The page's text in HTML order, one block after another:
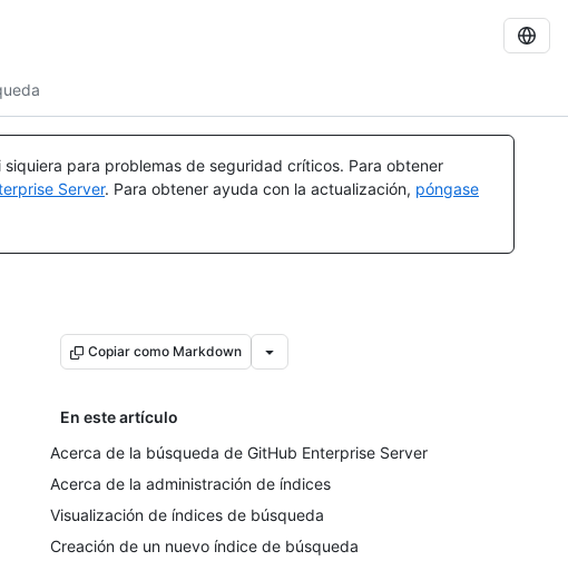
para problemas de seguridad críticos. Para obtener
Server. Para obtener ayuda con la actualización, póngase
Copiar como Markdown
En este artículo
Acerca de la búsqueda de GitHub Enterprise Server
Acerca de la administración de índices
Visualización de índices de búsqueda
Creación de un nuevo índice de búsqueda